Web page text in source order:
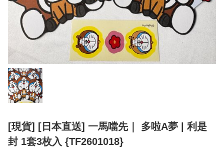
[現貨] [日本直送] 一馬噹先｜ 多啦A夢 | 利是
封 1套3枚入 {TF2601018}